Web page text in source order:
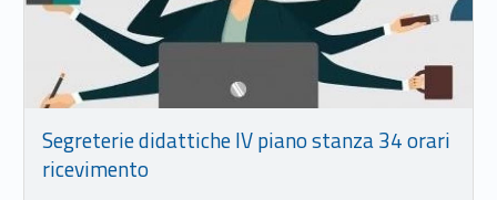
Segreterie didattiche IV piano stanza 34 orari
ricevimento